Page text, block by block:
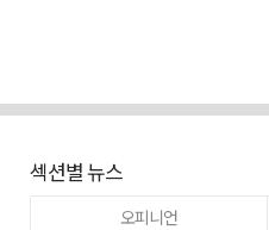
섹션별 뉴스
오피니언